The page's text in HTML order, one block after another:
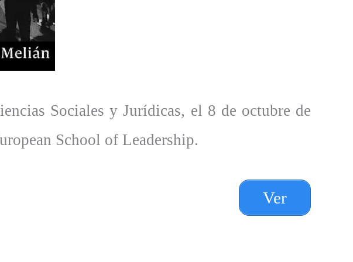
Sociales y Jurídicas, el 8 de octubre de
School of Leadership.
Ver